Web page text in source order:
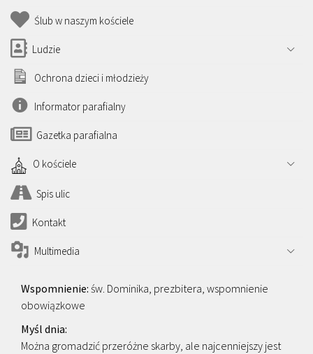
Ślub w naszym kościele
Ludzie
Ochrona dzieci i młodzieży
Informator parafialny
Gazetka parafialna
O kościele
Spis ulic
Kontakt
Multimedia
św. Dominika, prezbitera, wspomnienie
obowiązkowe
Można gromadzić przeróżne skarby, ale najcenniejszy jest